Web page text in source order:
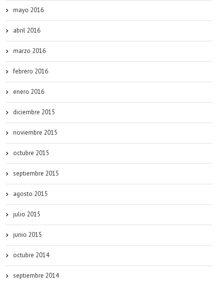
mayo 2016
abril 2016
marzo 2016
febrero 2016
enero 2016
diciembre 2015
noviembre 2015
octubre 2015
septiembre 2015
agosto 2015
julio 2015
junio 2015
octubre 2014
septiembre 2014